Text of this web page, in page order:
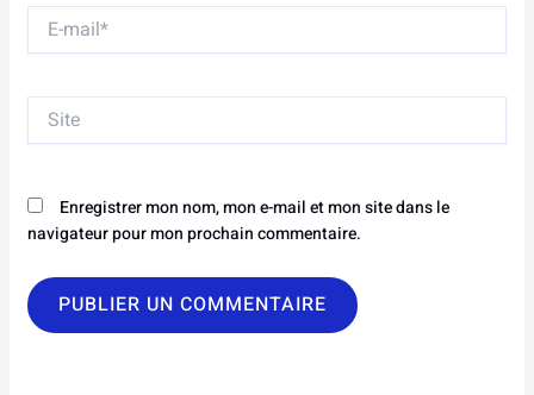
E-
mail*
Site
Enregistrer mon nom, mon e-mail et mon site dans le
navigateur pour mon prochain commentaire.